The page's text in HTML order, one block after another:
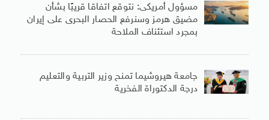
مسؤول أمريكى: نتوقع اتفاقا قريبًا بشأن
مضيق هرمز وسنرفع الحصار البحرى على إيران
بمجرد استئناف الملاحة
جامعة هيروشيما تمنح وزير التربية والتعليم
درجة الدكتوراة الفخرية